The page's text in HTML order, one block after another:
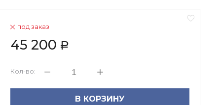
под заказ
45 200 Р
Кол-во:
В КОРЗИНУ